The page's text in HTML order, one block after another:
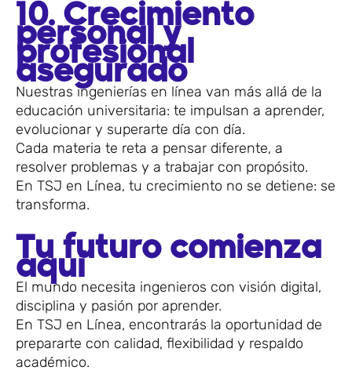
10. Crecimiento
personal y
profesional
asegurado
Nuestras ingenierías en línea van más allá de la
educación universitaria: te impulsan a aprender,
evolucionar y superarte día con día.
Cada materia te reta a pensar diferente, a
resolver problemas y a trabajar con propósito.
En TSJ en Línea, tu crecimiento no se detiene: se
transforma.
Tu futuro comienza
aquí
El mundo necesita ingenieros con visión digital,
disciplina y pasión por aprender.
En TSJ en Línea, encontrarás la oportunidad de
prepararte con calidad, flexibilidad y respaldo
académico.